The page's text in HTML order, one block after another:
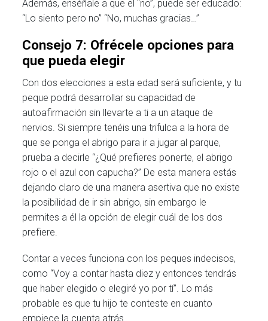
Además, enséñale a que el “no”, puede ser educado:
“Lo siento pero no” “No, muchas gracias…”
Consejo 7: Ofrécele opciones para
que pueda elegir
Con dos elecciones a esta edad será suficiente, y tu
peque podrá desarrollar su capacidad de
autoafirmación sin llevarte a ti a un ataque de
nervios. Si siempre tenéis una trifulca a la hora de
que se ponga el abrigo para ir a jugar al parque,
prueba a decirle “¿Qué prefieres ponerte, el abrigo
rojo o el azul con capucha?” De esta manera estás
dejando claro de una manera asertiva que no existe
la posibilidad de ir sin abrigo, sin embargo le
permites a él la opción de elegir cuál de los dos
prefiere.
Contar a veces funciona con los peques indecisos,
como “Voy a contar hasta diez y entonces tendrás
que haber elegido o elegiré yo por tí”. Lo más
probable es que tu hijo te conteste en cuanto
empiece la cuenta atrás.